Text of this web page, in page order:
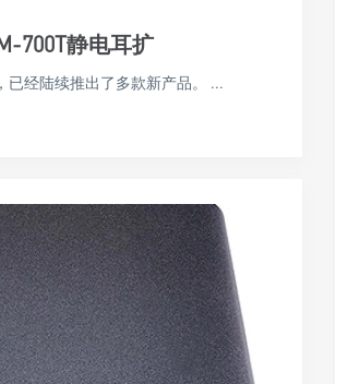
700T静电耳扩
经陆续推出了多款新产品。 ...